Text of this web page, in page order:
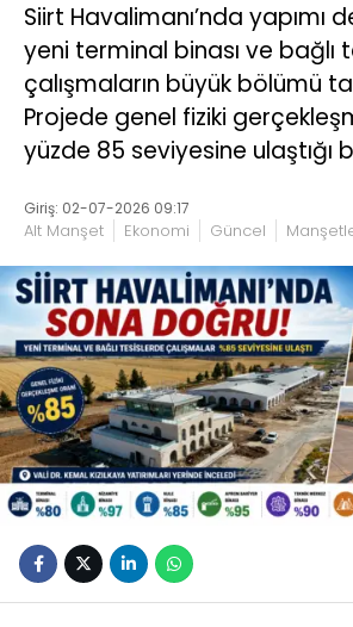
Siirt Havalimanı’nda yapımı
yeni terminal binası ve bağlı
çalışmaların büyük bölümü
Projede genel fiziki
yüzde 85 seviyesine ulaştığı
Giriş: 02-07-2026 09:17
Alt Manşet Ekonomi Güncel